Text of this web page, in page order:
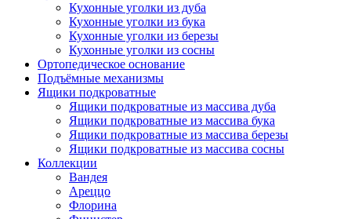
Кухонные уголки из дуба
Кухонные уголки из бука
Кухонные уголки из березы
Кухонные уголки из сосны
Ортопедическое основание
Подъёмные механизмы
Ящики подкроватные
Ящики подкроватные из массива дуба
Ящики подкроватные из массива бука
Ящики подкроватные из массива березы
Ящики подкроватные из массива сосны
Коллекции
Вандея
Ареццо
Флорина